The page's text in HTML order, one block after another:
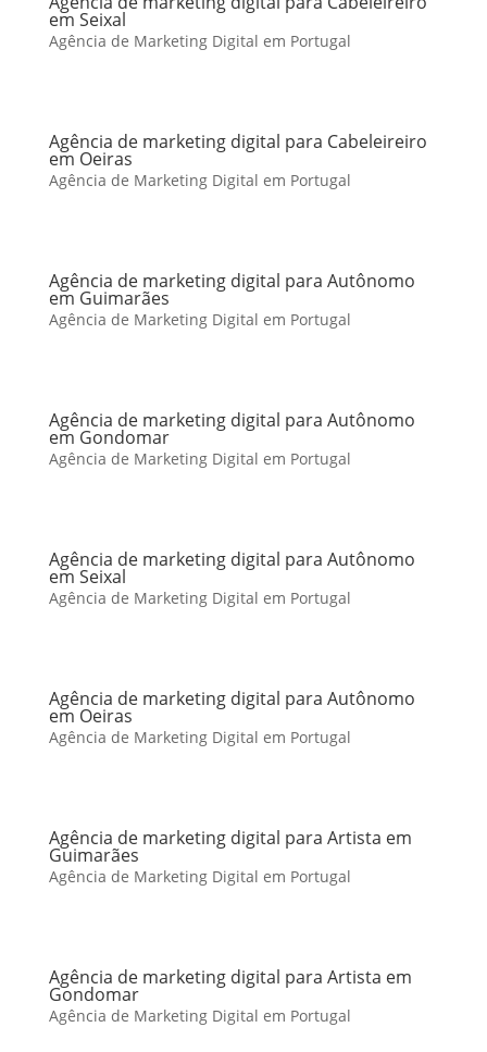
em Seixal
Agência de Marketing Digital em Portugal
Agência de marketing digital para Cabeleireiro
em Oeiras
Agência de Marketing Digital em Portugal
Agência de marketing digital para Autônomo
em Guimarães
Agência de Marketing Digital em Portugal
Agência de marketing digital para Autônomo
em Gondomar
Agência de Marketing Digital em Portugal
Agência de marketing digital para Autônomo
em Seixal
Agência de Marketing Digital em Portugal
Agência de marketing digital para Autônomo
em Oeiras
Agência de Marketing Digital em Portugal
Agência de marketing digital para Artista em
Guimarães
Agência de Marketing Digital em Portugal
Agência de marketing digital para Artista em
Gondomar
Agência de Marketing Digital em Portugal